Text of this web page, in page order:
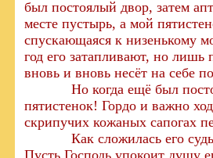
был постоялый двор, затем
месте пустырь, а мой
спускающаяся к низенькому
год его затапливают, но лишь
вновь и вновь несёт на себе
Но когда ещё был
пятистенок! Гордо и важно
скрипучих кожаных сапогах
Как сложилась его
Пусть Господь упокоит душу